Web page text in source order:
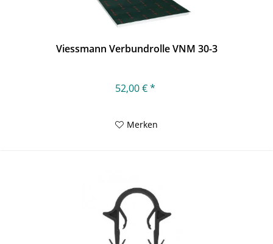
Viessmann Verbundrolle VNM 30-3
52,00 € *
Merken